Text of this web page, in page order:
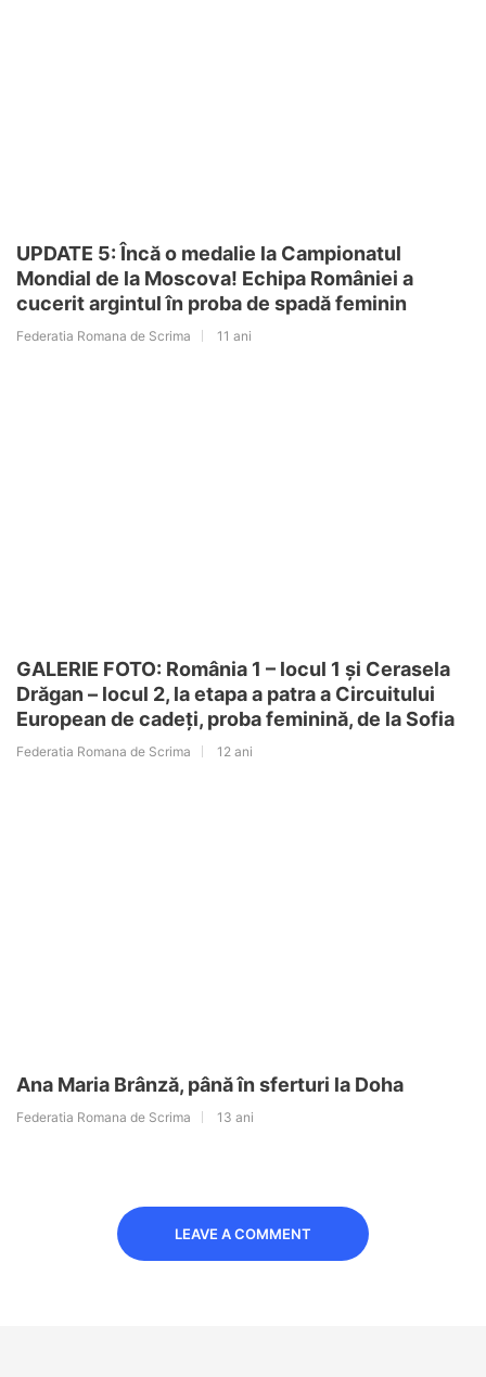
UPDATE 5: Încă o medalie la Campionatul
Mondial de la Moscova! Echipa României a
cucerit argintul în proba de spadă feminin
Federatia Romana de Scrima 11 ani
GALERIE FOTO: România 1 – locul 1 și Cerasela
Drăgan – locul 2, la etapa a patra a Circuitului
European de cadeți, proba feminină, de la Sofia
Federatia Romana de Scrima 12 ani
Ana Maria Brânză, până în sferturi la Doha
Federatia Romana de Scrima 13 ani
LEAVE A COMMENT